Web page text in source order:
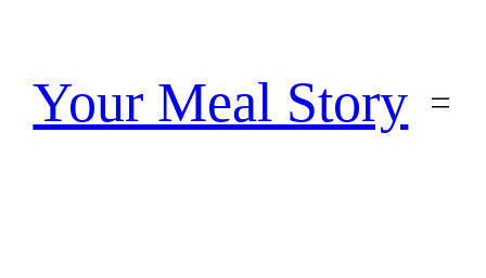
treściYour Meal Story